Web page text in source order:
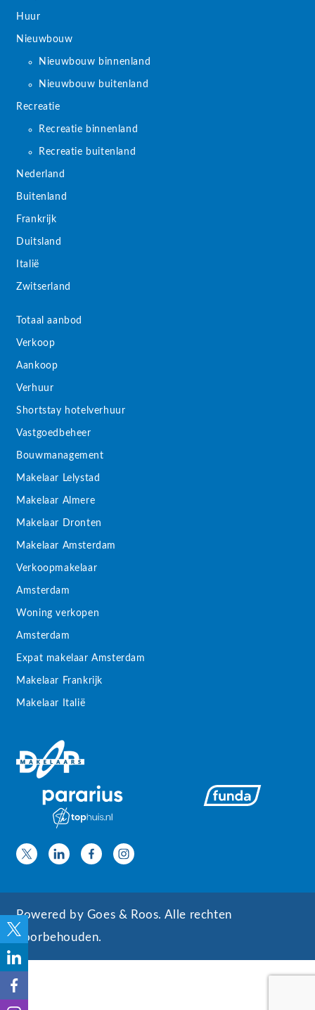
Huur
Nieuwbouw
Nieuwbouw binnenland
Nieuwbouw buitenland
Recreatie
Recreatie binnenland
Recreatie buitenland
Nederland
Buitenland
Frankrijk
Duitsland
Italië
Zwitserland
Totaal aanbod
Verkoop
Aankoop
Verhuur
Shortstay hotelverhuur
Vastgoedbeheer
Bouwmanagement
Makelaar Lelystad
Makelaar Almere
Makelaar Dronten
Makelaar Amsterdam
Verkoopmakelaar
Amsterdam
Woning verkopen
Amsterdam
Expat makelaar Amsterdam
Makelaar Frankrijk
Makelaar Italië
Powered by Goes & Roos. Alle rechten
voorbehouden.